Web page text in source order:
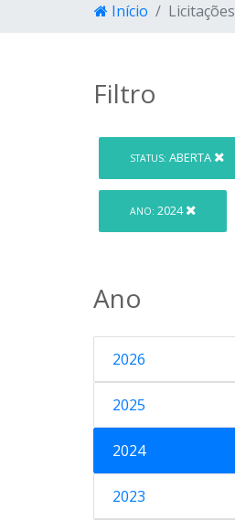
Início Licitações
Filtro
STATUS: ABERTA
ANO: 2024
Ano
2026
2025
2024
2023